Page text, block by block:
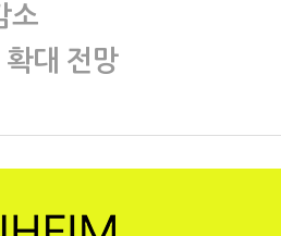
소
확대 전망